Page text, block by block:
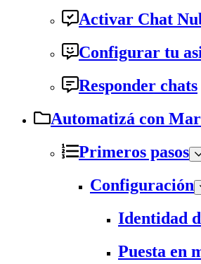
Activar Chat
Configurar tu
Responder chats
Automatizá con
Primeros pasos
Configuración
Identidad
Puesta en